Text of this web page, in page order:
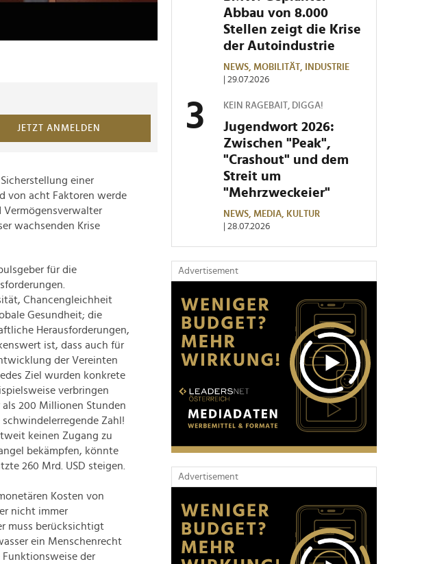
JETZT ANMELDEN
einer
von acht Faktoren werde
Vermögensverwalter
wachsenden Krise
für die
Chancengleichheit
Gesundheit; die
Herausforderungen,
ist, dass auch für
der Vereinten
Ziel wurden konkrete
verbringen
200 Millionen Stunden
Zahl!
keinen Zugang zu
bekämpfen, könnte
260 Mrd. USD steigen.
Kosten von
nicht immer
muss berücksichtigt
ein Menschenrecht
Funktionsweise der
Abbau von 8.000
Stellen zeigt die Krise
der Autoindustrie
NEWS, MOBILITÄT,
INDUSTRIE
| 29.07.2026
KEIN RAGEBAIT, DIGGA!
Jugendwort 2026:
Zwischen "Peak",
"Crashout" und dem
Streit um
"Mehrzweckeier"
NEWS, MEDIA,
KULTUR
| 28.07.2026
Advertisement
Advertisement